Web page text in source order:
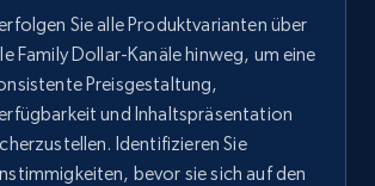
667+ Jetzt anfangen
- Collect TikTok shop products
search
Sie alle Produktvarianten über
Family Dollar-Kanäle hinweg, um eine
Preisgestaltung,
und Inhaltspräsentation
Identifizieren Sie
bevor sie sich auf den